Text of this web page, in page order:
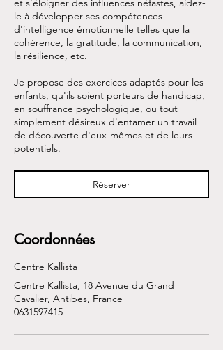
et s'éloigner des influences néfastes, aidez-
le à développer ses compétences
d'intelligence émotionnelle telles que la
cohérence, la gratitude, la communication,
la résilience, etc.
Je propose des exercices adaptés pour les
enfants, qu'ils soient porteurs de handicap,
en souffrance psychologique, ou tout
simplement désireux d'entamer un travail
de découverte d'eux-mêmes et de leurs
potentiels.
Réserver
Coordonnées
Centre Kallista
Centre Kallista, 18 Avenue du Grand
Cavalier, Antibes, France
0631597415